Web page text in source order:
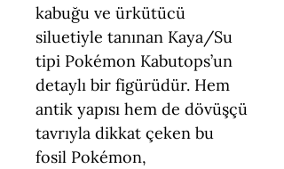
kabuğu ve ürkütücü
siluetiyle tanınan Kaya/Su
tipi Pokémon Kabutops’un
detaylı bir figürüdür. Hem
antik yapısı hem de dövüşçü
tavrıyla dikkat çeken bu
fosil Pokémon,